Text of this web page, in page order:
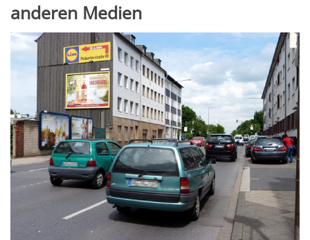
anderen Medien